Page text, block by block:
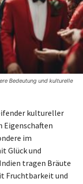
Bedeutung und kulturelle
kultureller
Eigenschaften
im
Glück und
tragen Bräute
Fruchtbarkeit und